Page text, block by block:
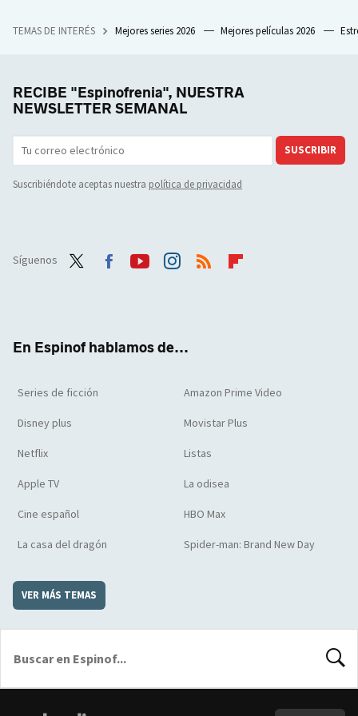
TEMAS DE INTERÉS Mejores series 2026 Mejores películas 2026
RECIBE "Espinofrenia", NUESTRA
NEWSLETTER SEMANAL
SUSCRIBIR
Suscribiéndote aceptas nuestra política de privacidad
Síguenos
En Espinof hablamos de...
Series de ficción Amazon Prime Video
Disney plus Movistar Plus
Netflix Listas
Apple TV La odisea
Cine español HBO Max
La casa del dragón Spider-man: Brand New Day
VER MÁS TEMAS